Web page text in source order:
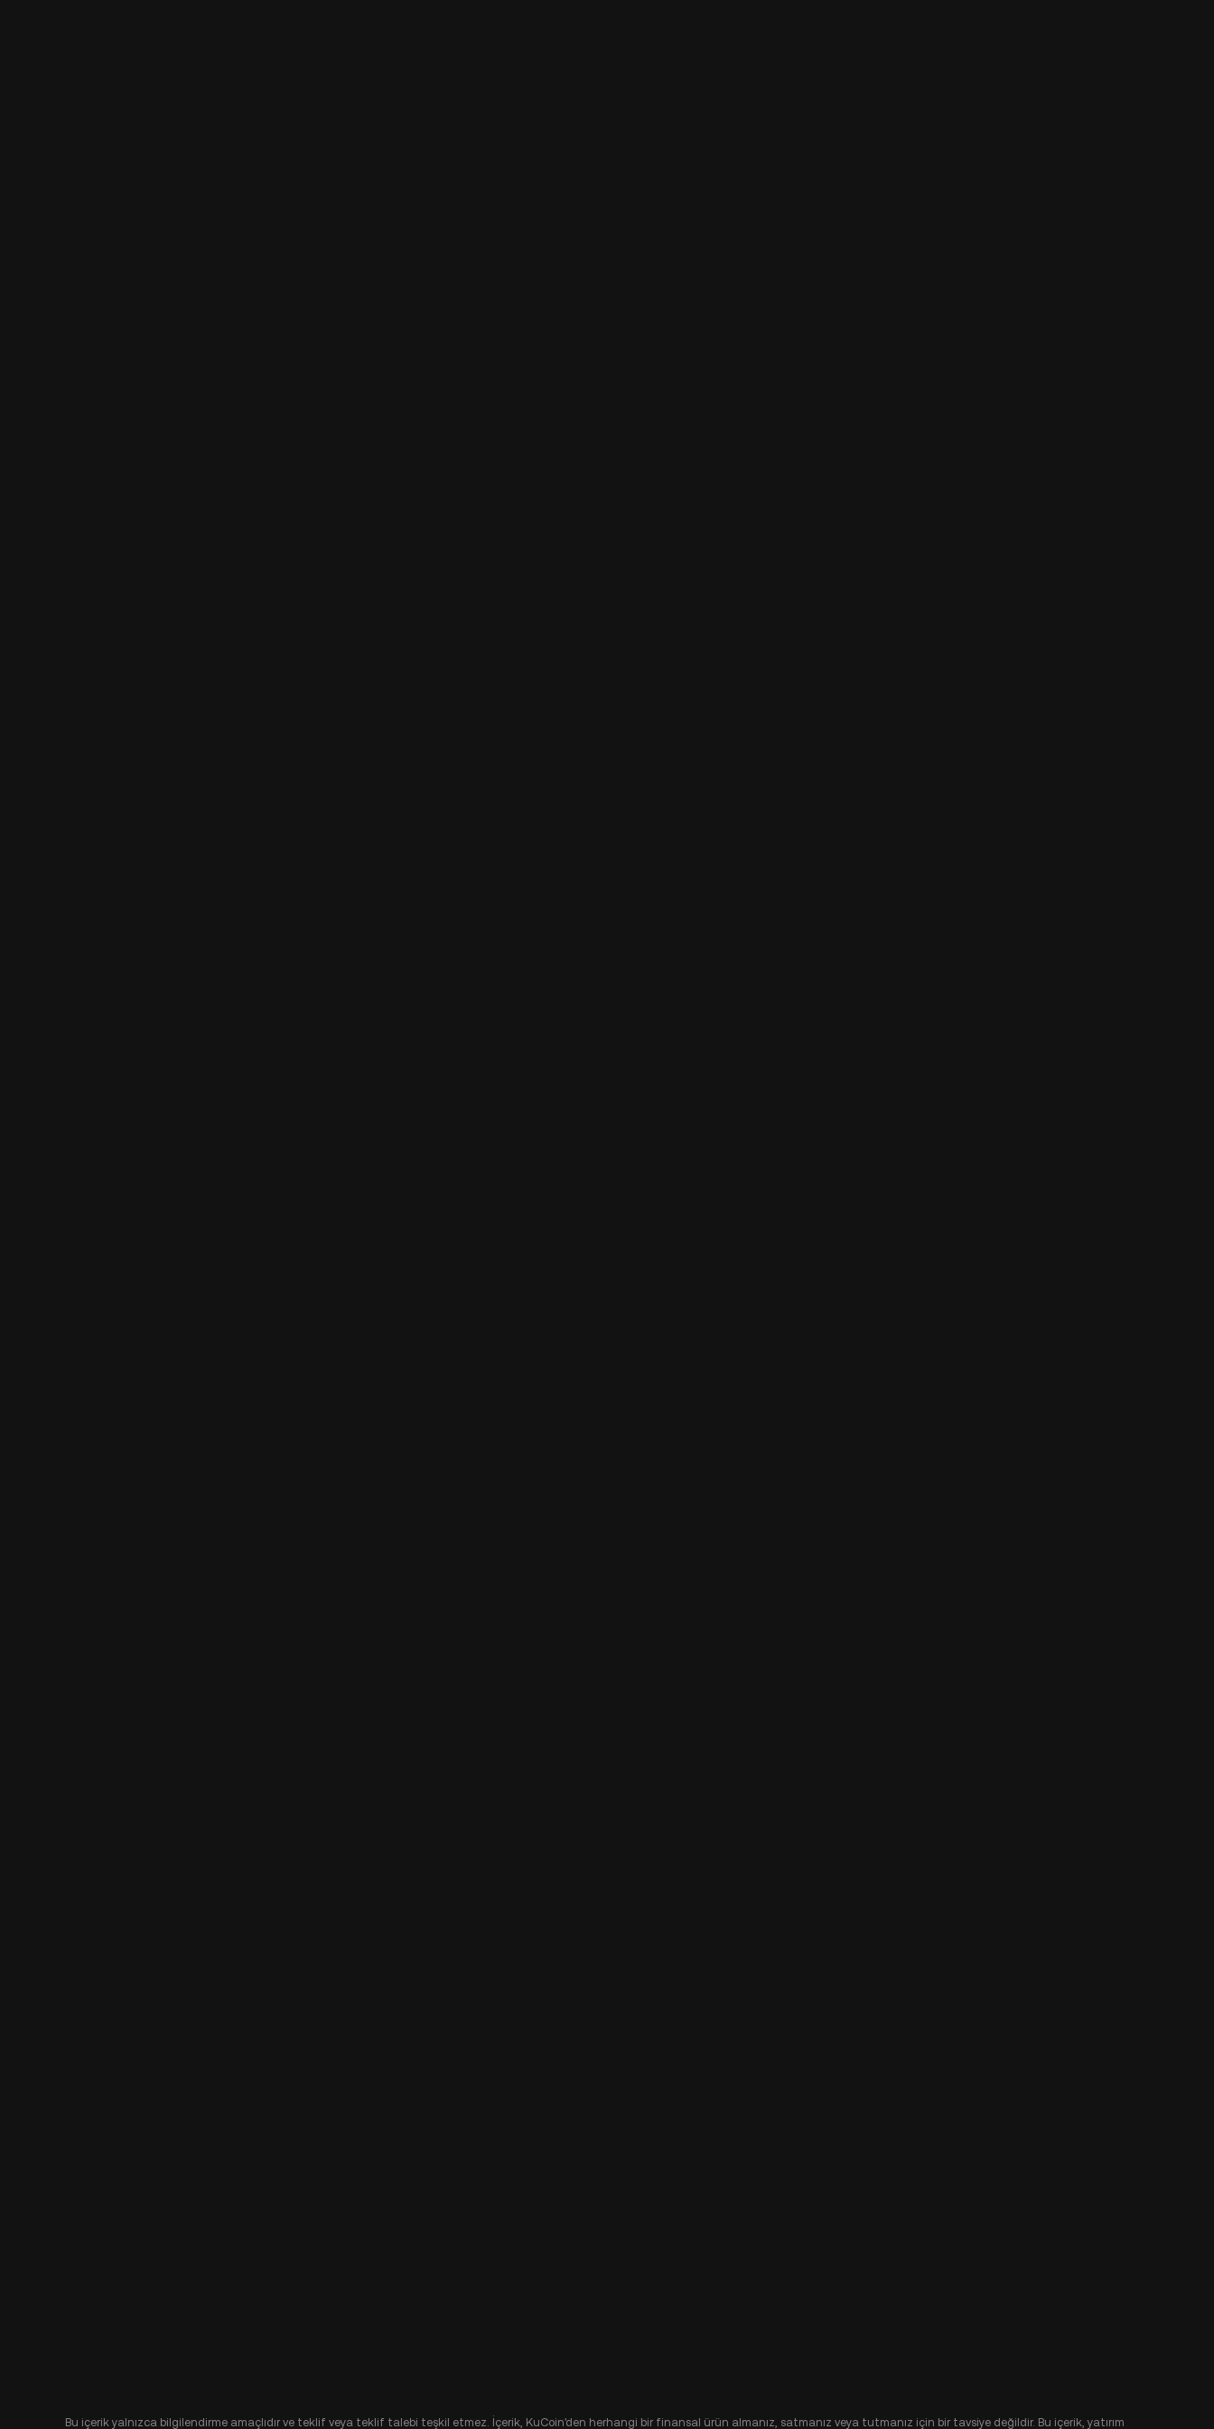
Bu içerik yalnızca bilgilendirme amaçlıdır ve teklif veya teklif talebi teşkil etmez. İçerik, KuCoin'den herhangi bir finansal ürün almanız, satmanız veya tutmanız için bir tavsiye değildir. Bu içerik, yatırım